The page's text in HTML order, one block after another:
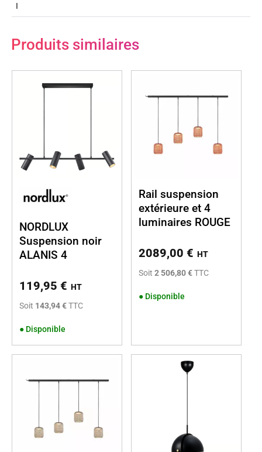
I
Produits similaires
NORDLUX
Suspension noir
ALANIS 4
119,95 € HT
Soit 143,94 €TTC
● Disponible
Rail suspension
extérieure et 4
luminaires ROUGE
2089,00 € HT
Soit 2 506,80 €TTC
● Disponible